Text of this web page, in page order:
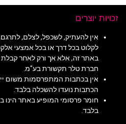
זכויות יוצרים
אין להעתיק, לשכפל, לצלם,
לקלוט בכל דרך או בכל אמצעי
באתר זה, אלא אך ורק לאחר
חברת טלר תקשורת בע"מ.
אין בכתבות המתפרסמות משום
הכתבות נועדו להשכלה בלבד.
חומר פרסומי המופיע באתר
בלבד.